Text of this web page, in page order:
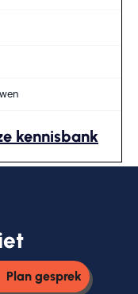
kennisbank
Plan gesprek